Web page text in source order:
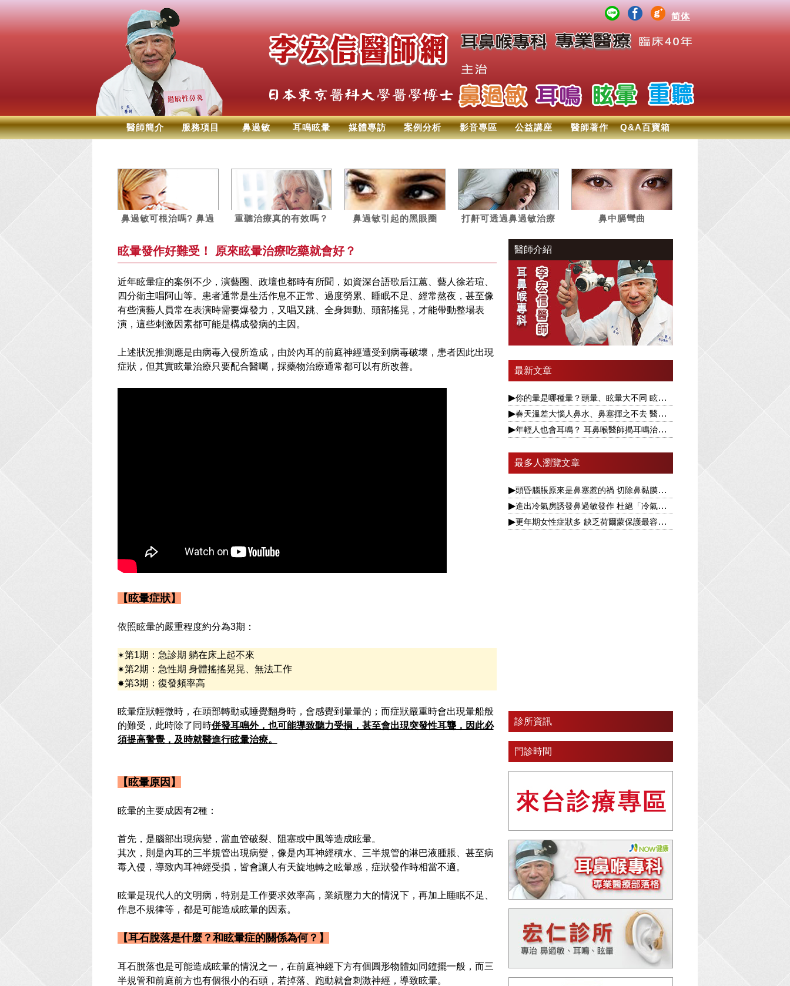
简体
醫師簡介 服務項目 鼻過敏 耳鳴眩暈 媒體專訪 案例分析 影音專區 公益講座 醫師著作 Q&A百寶箱
鼻過敏可根治嗎? 鼻過
重聽治療真的有效嗎？
鼻過敏引起的黑眼圈
打鼾可透過鼻過敏治療
鼻中膈彎曲
眩暈發作好難受！ 原來眩暈治療吃藥就會好？
近年眩暈症的案例不少，演藝圈、政壇也都時有所聞，如資深台語歌后江蕙、藝人徐若瑄、
四分衛主唱阿山等。患者通常是生活作息不正常、過度勞累、睡眠不足、經常熬夜，甚至像
有些演藝人員常在表演時需要爆發力，又唱又跳、全身舞動、頭部搖晃，才能帶動整場表
演，這些刺激因素都可能是構成發病的主因。
上述狀況推測應是由病毒入侵所造成，由於內耳的前庭神經遭受到病毒破壞，患者因此出現
症狀，但其實眩暈治療只要配合醫囑，採藥物治療通常都可以有所改善。
【眩暈症狀】
依照眩暈的嚴重程度約分為3期：
✶第1期：急診期 躺在床上起不來
✷第2期：急性期 身體搖搖晃晃、無法工作
✸第3期：復發頻率高
眩暈症狀輕微時，在頭部轉動或睡覺翻身時，會感覺到暈暈的；而症狀嚴重時會出現暈船般
的難受，此時除了同時併發耳鳴外，也可能導致聽力受損，甚至會出現突發性耳聾，因此必
須提高警覺，及時就醫進行眩暈治療。
【眩暈原因】
眩暈的主要成因有2種：
首先，是腦部出現病變，當血管破裂、阻塞或中風等造成眩暈。
其次，則是內耳的三半規管出現病變，像是內耳神經積水、三半規管的淋巴液腫脹、甚至病
毒入侵，導致內耳神經受損，皆會讓人有天旋地轉之眩暈感，症狀發作時相當不適。
眩暈是現代人的文明病，特別是工作要求效率高，業績壓力大的情況下，再加上睡眠不足、
作息不規律等，都是可能造成眩暈的因素。
【耳石脫落是什麼？和眩暈症的關係為何？】
耳石脫落也是可能造成眩暈的情況之一，在前庭神經下方有個圓形物體如同鐘擺一般，而三
半規管和前庭前方也有個很小的石頭，若掉落、跑動就會刺激神經，導致眩暈。
醫師介紹
最新文章
你的暈是哪種暈？頭暈、眩暈大不同 眩暈又分兩大類型
春天溫差大惱人鼻水、鼻塞揮之不去 醫揭根本解決之道
年輕人也會耳鳴？ 耳鼻喉醫師揭耳鳴治療要視為慢性病
最多人瀏覽文章
頭昏腦脹原來是鼻塞惹的禍 切除鼻黏膜可改善
進出冷氣房誘發鼻過敏發作 杜絕「冷氣病」醫揭1療法
更年期女性症狀多 缺乏荷爾蒙保護最容易引發眩暈
診所資訊
門診時間